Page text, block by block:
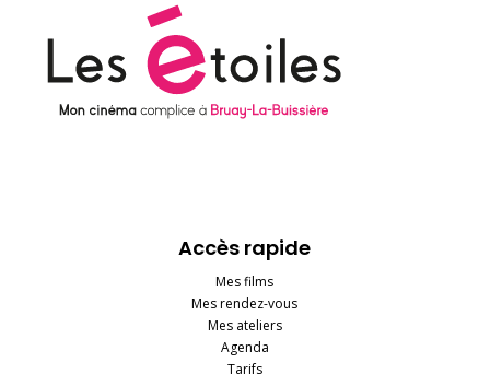
Accès rapide
Mes films
Mes rendez-vous
Mes ateliers
Agenda
Tarifs